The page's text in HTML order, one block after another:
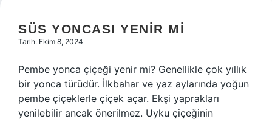
SÜS YONCASI YENIR MI
Tarih: Ekim 8, 2024
Pembe yonca çiçeği yenir mi? Genellikle çok yıllık
bir yonca türüdür. İlkbahar ve yaz aylarında yoğun
pembe çiçeklerle çiçek açar. Ekşi yaprakları
yenilebilir ancak önerilmez. Uyku çiçeğinin